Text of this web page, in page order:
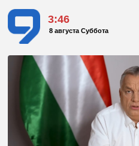
3:46
8 августа Суббота